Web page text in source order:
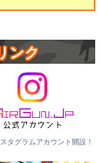
ンク
タグラムアカウント開設！